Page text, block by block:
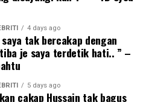
4 days ago
tak bercakap dengan
je saya terdetik hati.. ” –
5 days ago
cakap Hussain tak bagus